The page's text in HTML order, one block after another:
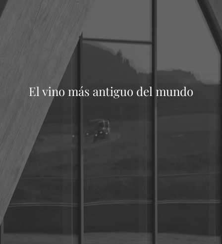
El vino más antiguo del mundo